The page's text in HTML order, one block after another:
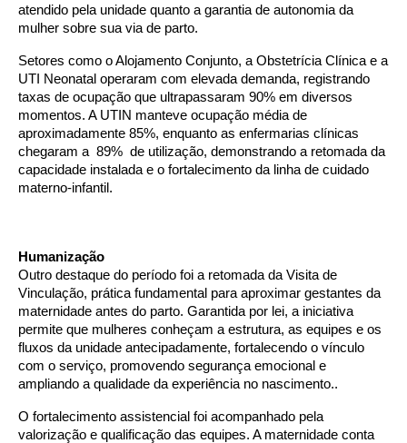
atendido pela unidade quanto a garantia de autonomia da
mulher sobre sua via de parto.
Setores como o Alojamento Conjunto, a Obstetrícia Clínica e a
UTI Neonatal operaram com elevada demanda, registrando
taxas de ocupação que ultrapassaram 90% em diversos
momentos. A UTIN manteve ocupação média de
aproximadamente 85%, enquanto as enfermarias clínicas
chegaram a 89% de utilização, demonstrando a retomada da
capacidade instalada e o fortalecimento da linha de cuidado
materno-infantil.
Humanização
Outro destaque do período foi a retomada da Visita de
Vinculação, prática fundamental para aproximar gestantes da
maternidade antes do parto. Garantida por lei, a iniciativa
permite que mulheres conheçam a estrutura, as equipes e os
fluxos da unidade antecipadamente, fortalecendo o vínculo
com o serviço, promovendo segurança emocional e
ampliando a qualidade da experiência no nascimento..
O fortalecimento assistencial foi acompanhado pela
valorização e qualificação das equipes. A maternidade conta